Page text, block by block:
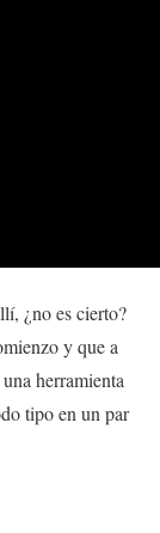
¿no es cierto?
y que a
herramienta
tipo en un par